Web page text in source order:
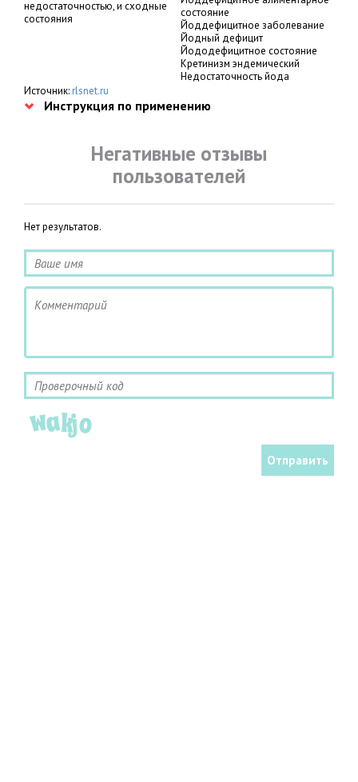
недостаточностью, и сходные
состояния
состояние
Йоддефицитное заболевание
Йодный дефицит
Йододефицитное состояние
Кретинизм эндемический
Недостаточность йода
Источник:rlsnet.ru
Инструкция по применению
Негативные отзывы
пользователей
Нет результатов.